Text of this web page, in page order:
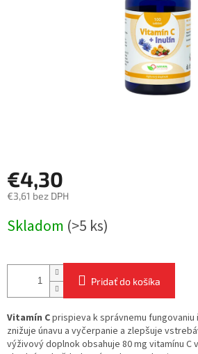
€4,30
€3,61 bez DPH
cena:
Skladom (>5 ks)
Pridať do košíka
Vitamín Cprispieva k správnemu
znižuje únavu a vyčerpanie a zlepšuje
výživový doplnok obsahuje 80 mg vitamínu C